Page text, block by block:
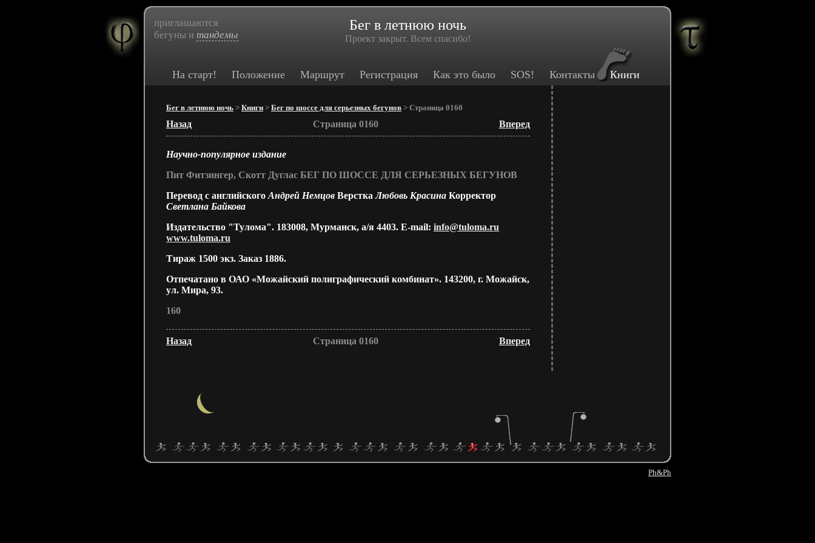
приглашаются
бегуны и тандемы
Бег в летнюю ночь
Проект закрыт. Всем спасибо!
На старт! Положение Маршрут Регистрация Как это было SOS! Контакты Книги
Бег в летнюю ночь > Книги > Бег по шоссе для серьезных бегунов > Страница 0160
Назад Страница 0160 Вперед
Научно-популярное издание
Пит Фитзингер, Скотт Дуглас БЕГ ПО ШОССЕ ДЛЯ СЕРЬЕЗНЫХ БЕГУНОВ
Перевод с английского Андрей Немцов Верстка Любовь Красина Корректор
Светлана Байкова
Издательство "Тулома". 183008, Мурманск, а/я 4403. E-mail: info@tuloma.ru
www.tuloma.ru
Тираж 1500 экз. Заказ 1886.
Отпечатано в ОАО «Можайский полиграфический комбинат». 143200, г. Можайск,
ул. Мира, 93.
160
Назад Страница 0160 Вперед
Ph&Ph